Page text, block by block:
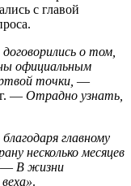
с главой
о том,
официальным
точки, —
— Отрадно узнать,
главному
несколько месяцев
— В жизни
.